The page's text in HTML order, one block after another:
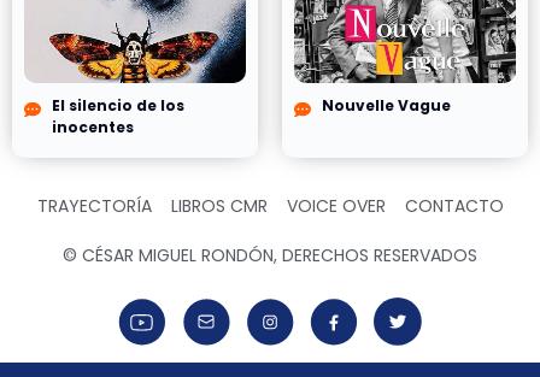
El silencio de los
inocentes
Nouvelle Vague
TRAYECTORÍA LIBROS CMR VOICE OVER CONTACTO
© CÉSAR MIGUEL RONDÓN, DERECHOS RESERVADOS